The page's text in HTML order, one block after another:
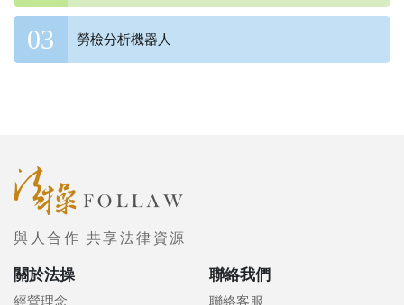
勞檢分析機器人
與人合作 共享法律資源
關於法操
經營理念
聯絡我們
聯絡客服